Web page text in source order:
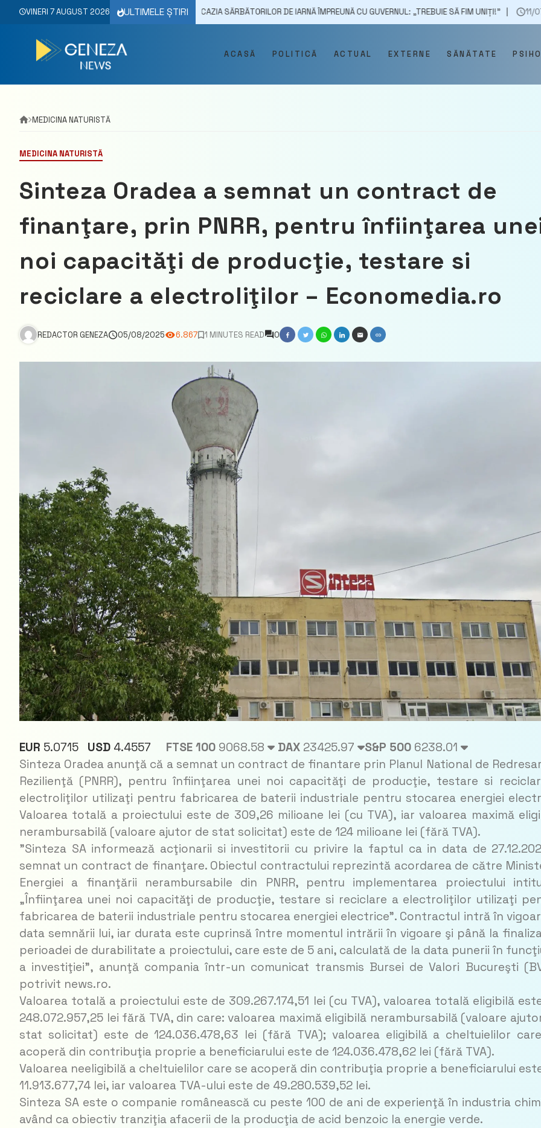
VINERI 7 AUGUST 2026 ULTIMELE ȘTIRI
SĂ ORGANIZEZE FESTIVITĂȚILE CU OCAZIA SĂRBĂTORILOR DE IARNĂ ÎMPREUNĂ CU GUVERNUL: „TREBUIE SĂ FIM UNIȚI!” 11/07/2025
ACASĂ POLITICĂ ACTUAL EXTERNE SĂNĂTATE
MEDICINA NATURISTĂ
MEDICINA NATURISTĂ
Sinteza Oradea a semnat un contract de
finanţare, prin PNRR, pentru înfiinţarea
noi capacităţi de producţie, testare si
reciclare a electroliţilor – Economedia.ro
REDACTOR GENEZA 05/08/2025 6.867 1 MINUTES READ 0
EUR 5.0715 USD 4.4557 FTSE 100 9068.58 DAX 23425.97 S&P 500 6238.01
Sinteza Oradea anunţă că a semnat un contract de finantare prin Planul National de
Rezilienţă (PNRR), pentru înfiinţarea unei noi capacităţi de producţie, testare si
electroliţilor utilizaţi pentru fabricarea de baterii industriale pentru stocarea energiei
Valoarea totală a proiectului este de 309,26 milioane lei (cu TVA), iar valoarea maximă
nerambursabilă (valoare ajutor de stat solicitat) este de 124 milioane lei (fără TVA).
”Sinteza SA informează acţionarii si investitorii cu privire la faptul ca in data de
semnat un contract de finanţare. Obiectul contractului reprezintă acordarea de către
Energiei a finanţării nerambursabile din PNRR, pentru implementarea proiectului
„Înfiinţarea unei noi capacităţi de producţie, testare si reciclare a electroliţilor utilizaţi
fabricarea de baterii industriale pentru stocarea energiei electrice”. Contractul intră în
data semnării lui, iar durata este cuprinsă între momentul intrării în vigoare şi până la
perioadei de durabilitate a proiectului, care este de 5 ani, calculată de la data punerii în
a investiţiei”, anunţă compania într-un comunicat transmis Bursei de Valori Bucureşti
potrivit news.ro.
Valoarea totală a proiectului este de 309.267.174,51 lei (cu TVA), valoarea totală eligibilă
248.072.957,25 lei fără TVA, din care: valoarea maximă eligibilă nerambursabilă (valoare
stat solicitat) este de 124.036.478,63 lei (fără TVA); valoarea eligibilă a cheltuielilor
acoperă din contribuţia proprie a beneficiarului este de 124.036.478,62 lei (fără TVA).
Valoarea neeligibilă a cheltuielilor care se acoperă din contribuţia proprie a beneficiarului
11.913.677,74 lei, iar valoarea TVA-ului este de 49.280.539,52 lei.
Sinteza SA este o companie românească cu peste 100 de ani de experienţă în industria
având ca obiectiv tranziţia afacerii de la producţia de acid benzoic la energie verde.